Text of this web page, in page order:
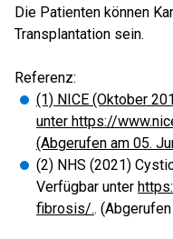
Die Patienten können
Transplantation sein.
Referenz:
(1) NICE (Oktober
unter https://
(Abgerufen am 05.
(2) NHS (2021)
Verfügbar unter
fibrosis/..